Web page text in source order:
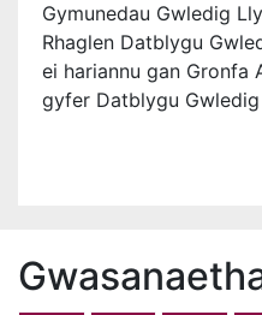
Gymunedau Gwledig
Rhaglen Datblygu
ei hariannu gan Gronfa
gyfer Datblygu